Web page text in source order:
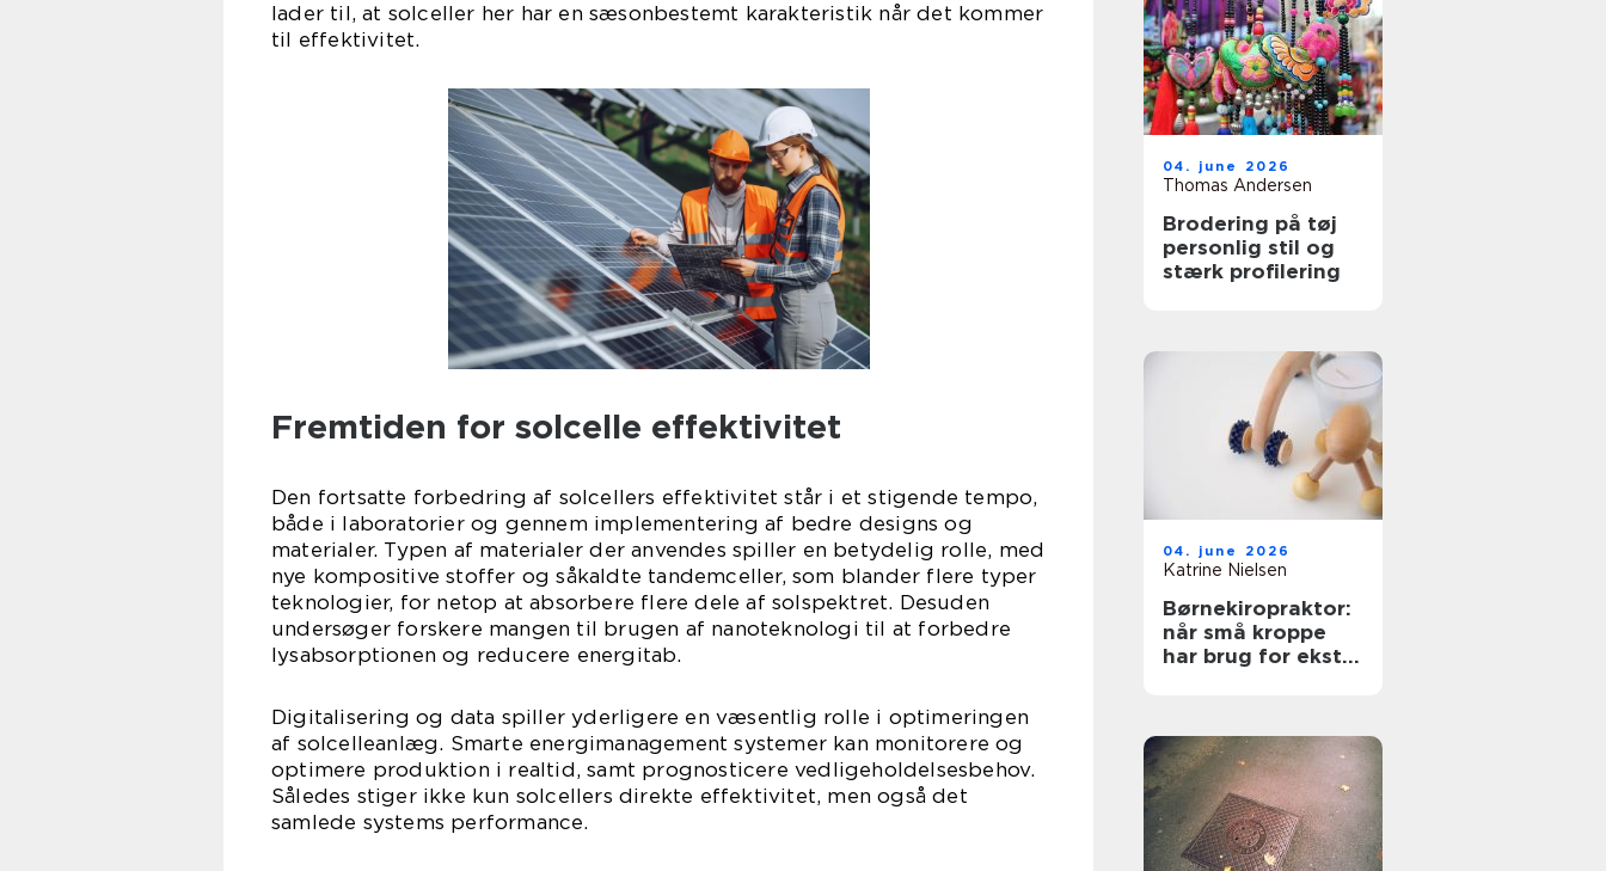
lader til, at solceller her har en sæsonbestemt karakteristik når det kommer
til effektivitet.
Fremtiden for solcelle effektivitet
Den fortsatte forbedring af solcellers effektivitet står i et stigende tempo,
både i laboratorier og gennem implementering af bedre designs og
materialer. Typen af materialer der anvendes spiller en betydelig rolle, med
nye kompositive stoffer og såkaldte tandemceller, som blander flere typer
teknologier, for netop at absorbere flere dele af solspektret. Desuden
undersøger forskere mangen til brugen af nanoteknologi til at forbedre
lysabsorptionen og reducere energitab.
Digitalisering og data spiller yderligere en væsentlig rolle i optimeringen
af solcelleanlæg. Smarte energimanagement systemer kan monitorere og
optimere produktion i realtid, samt prognosticere vedligeholdelsesbehov.
Således stiger ikke kun solcellers direkte effektivitet, men også det
samlede systems performance.
04. june 2026
Thomas Andersen
Brodering på tøj
personlig stil og
stærk profilering
04. june 2026
Katrine Nielsen
Børnekiropraktor:
når små kroppe
har brug for ekstra